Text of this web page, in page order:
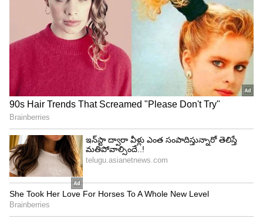
4
5
Image Credit :Chat Gpt
హ్యాండ్‌మేడ్ ఫోటో ఫ్రేమ్